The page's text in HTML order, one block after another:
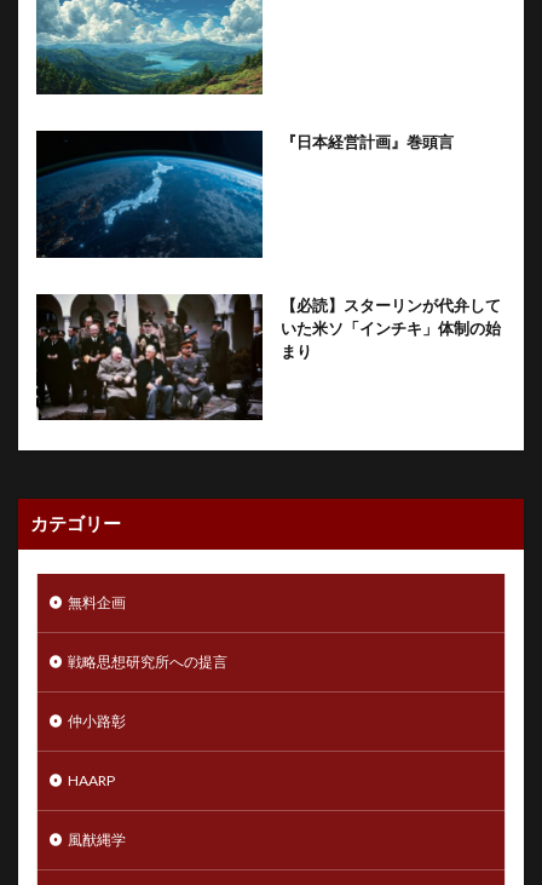
『日本経営計画』巻頭言
【必読】スターリンが代弁して
いた米ソ「インチキ」体制の始
まり
カテゴリー
無料企画
戦略思想研究所への提言
仲小路彰
HAARP
風猷縄学